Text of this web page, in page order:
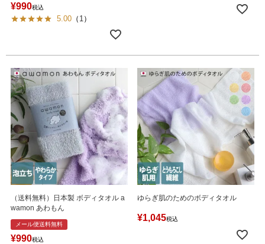
¥990税込
5.00 （ 1 ）
（送料無料）日本製 ボディタオル a
wamon あわもん
メール便送料無料
¥990税込
ゆらぎ肌のためのボディタオル
¥1,045税込